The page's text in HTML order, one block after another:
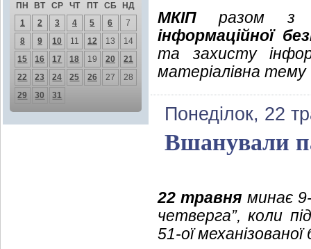
ПН ВТ СР ЧТ ПТ СБ
НД
1
2 3 4 5 6
7
8
9 10 11 12 13
14
15
16 17 18 19 20
21
22
23 24 25 26 27
28
29
30 31
МКІП разом
інформаційної
та захисту
матеріалівна тему
Понеділок, 22
Вшанували
22 травня минає
четверга”, коли
51-ої